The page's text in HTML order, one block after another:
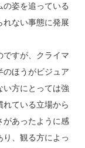
の姿を追っている
れない事態に発展
ですが、クライマ
のほうがビジュア
い方にとっては強
ている立場から
があったように感
り、観る方によっ